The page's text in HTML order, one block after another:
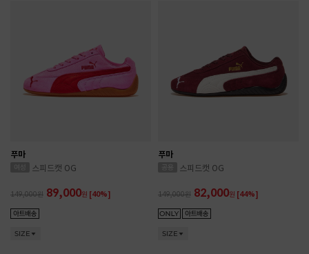
푸마
스피드캣 OG
149,000 89,000원 [40%]
SIZE
푸마
스피드캣 OG
149,000 82,000원 [44%]
SIZE